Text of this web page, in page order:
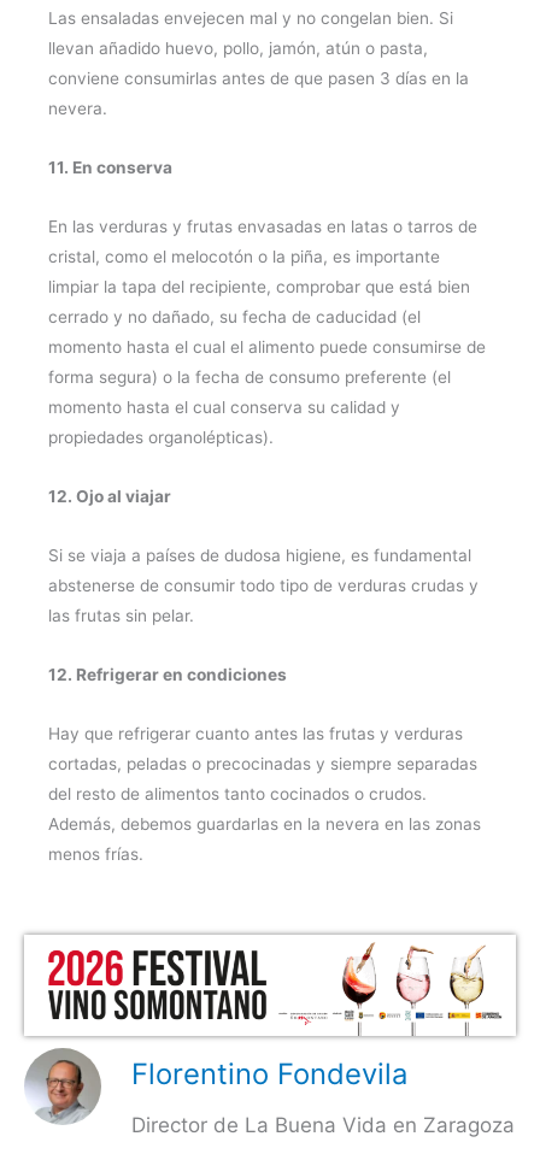
Las ensaladas envejecen mal y no congelan bien. Si
llevan añadido huevo, pollo, jamón, atún o pasta,
conviene consumirlas antes de que pasen 3 días en la
nevera.
11. En conserva
En las verduras y frutas envasadas en latas o tarros de
cristal, como el melocotón o la piña, es importante
limpiar la tapa del recipiente, comprobar que está bien
cerrado y no dañado, su fecha de caducidad (el
momento hasta el cual el alimento puede consumirse de
forma segura) o la fecha de consumo preferente (el
momento hasta el cual conserva su calidad y
propiedades organolépticas).
12. Ojo al viajar
Si se viaja a países de dudosa higiene, es fundamental
abstenerse de consumir todo tipo de verduras crudas y
las frutas sin pelar.
12. Refrigerar en condiciones
Hay que refrigerar cuanto antes las frutas y verduras
cortadas, peladas o precocinadas y siempre separadas
del resto de alimentos tanto cocinados o crudos.
Además, debemos guardarlas en la nevera en las zonas
menos frías.
Florentino Fondevila
Director de La Buena Vida en Zaragoza